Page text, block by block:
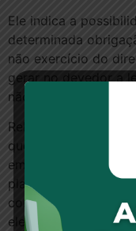
Ele indica a
determinada
não exercício do
gerar no devedor a
não exercício se
Relator, o ministro
que a exclusão
em situação de
planos de saúde. Ele
contribuição da
ele próprio teve